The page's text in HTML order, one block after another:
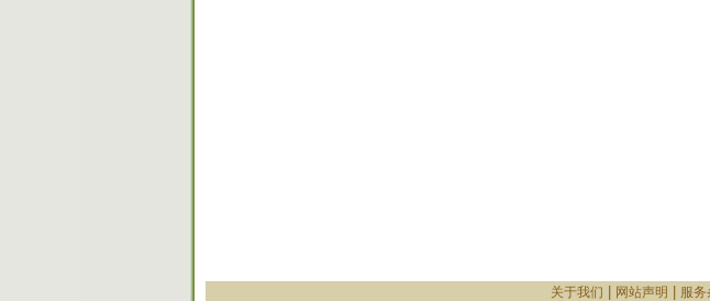
关于我们 网站声明 服务